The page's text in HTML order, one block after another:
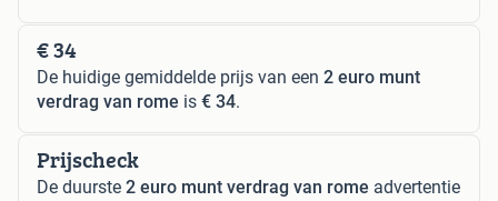
€ 34
De huidige gemiddelde prijs van een 2 euro munt
verdrag van rome is € 34.
Prijscheck
De duurste 2 euro munt verdrag van rome advertentie